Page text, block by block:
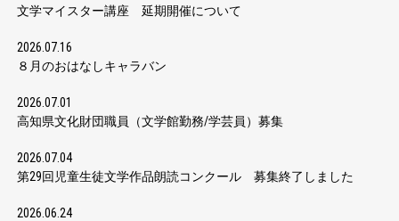
文学マイスター講座 延期開催について
2026.07.16
８月のおはなしキャラバン
2026.07.01
高知県文化財団職員（文学館勤務/学芸員）募集
2026.07.04
第29回児童生徒文学作品朗読コンクール 募集終了しました
2026.06.24